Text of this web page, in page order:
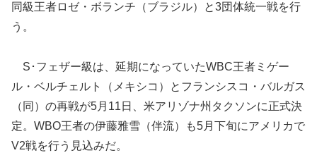
同級王者ロゼ・ボランチ（ブラジル）と3団体統一戦を行
う。
S･フェザー級は、延期になっていたWBC王者ミゲー
ル・ベルチェルト（メキシコ）とフランシスコ・バルガス
（同）の再戦が5月11日、米アリゾナ州タクソンに正式決
定。WBO王者の伊藤雅雪（伴流）も5月下旬にアメリカで
V2戦を行う見込みだ。